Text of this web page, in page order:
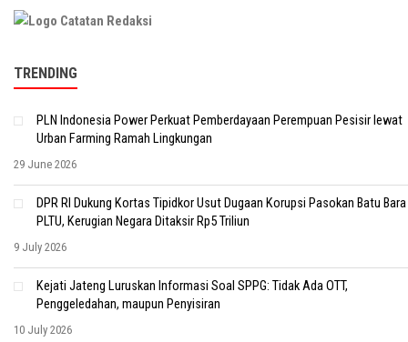
TRENDING
PLN Indonesia Power Perkuat Pemberdayaan Perempuan Pesisir lewat
Urban Farming Ramah Lingkungan
29 June 2026
DPR RI Dukung Kortas Tipidkor Usut Dugaan Korupsi Pasokan Batu Bara
PLTU, Kerugian Negara Ditaksir Rp5 Triliun
9 July 2026
Kejati Jateng Luruskan Informasi Soal SPPG: Tidak Ada OTT,
Penggeledahan, maupun Penyisiran
10 July 2026